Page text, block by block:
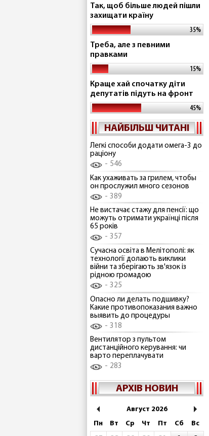
Так, щоб більше людей пішли
захищати країну
35%
Треба, але з певними
правками
15%
Краще хай спочатку діти
депутатів підуть на фронт
45%
НАЙБІЛЬШ ЧИТАНІ
Легкі способи додати омега-3 до
раціону
546
Как ухаживать за грилем, чтобы
он прослужил много сезонов
389
Не вистачає стажу для пенсії: що
можуть отримати українці після
65 років
357
Сучасна освіта в Мелітополі: як
технології долають виклики
війни та зберігають зв'язок із
рідною громадою
325
Опасно ли делать подшивку?
Какие противопоказания важно
выявить до процедуры
318
Вентилятор з пультом
дистанційного керування: чи
варто переплачувати
283
АРХІВ НОВИН
Август 2026
Пн
Вт Ср Чт Пт Сб
Вс